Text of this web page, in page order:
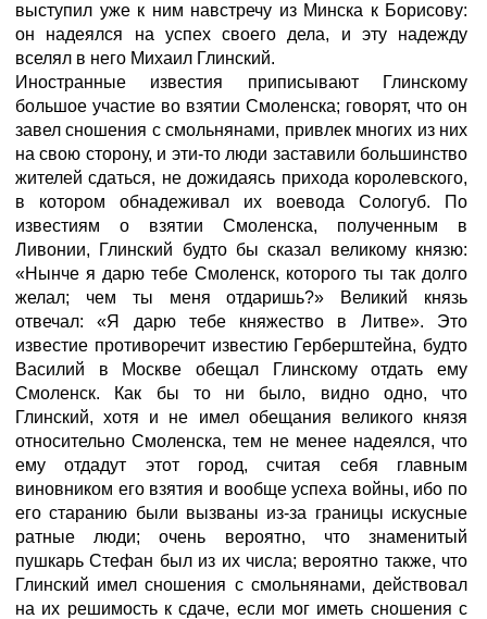
выступил уже к ним навстречу из Минска к Борисову:
он надеялся на успех своего дела, и эту надежду
вселял в него Михаил Глинский.
Иностранные известия приписывают Глинскому
большое участие во взятии Смоленска; говорят, что он
завел сношения с смольнянами, привлек многих из них
на свою сторону, и эти-то люди заставили большинство
жителей сдаться, не дожидаясь прихода королевского,
в котором обнадеживал их воевода Сологуб. По
известиям о взятии Смоленска, полученным в
Ливонии, Глинский будто бы сказал великому князю:
«Нынче я дарю тебе Смоленск, которого ты так долго
желал; чем ты меня отдаришь?» Великий князь
отвечал: «Я дарю тебе княжество в Литве». Это
известие противоречит известию Герберштейна, будто
Василий в Москве обещал Глинскому отдать ему
Смоленск. Как бы то ни было, видно одно, что
Глинский, хотя и не имел обещания великого князя
относительно Смоленска, тем не менее надеялся, что
ему отдадут этот город, считая себя главным
виновником его взятия и вообще успеха войны, ибо по
его старанию были вызваны из-за границы искусные
ратные люди; очень вероятно, что знаменитый
пушкарь Стефан был из их числа; вероятно также, что
Глинский имел сношения с смольнянами, действовал
на их решимость к сдаче, если мог иметь сношения с